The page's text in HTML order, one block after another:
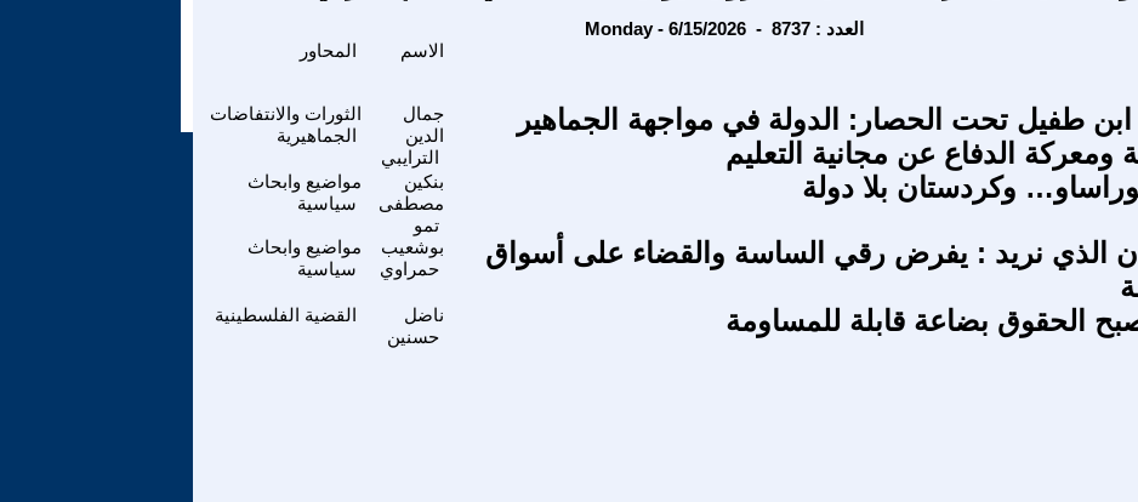
Monday - 6/15/2026 - العدد : 8737
الاسم
الثورات والانتفاضات
الجماهيرية
جمال
الدين
الترايبي
طفيل تحت الحصار: الدولة في مواجهة الجماهير
ومعركة الدفاع عن مجانية التعليم
مواضيع وابحاث
سياسية
بنكين
مصطفى
تمو
وكردستان بلا دولة
مواضيع وابحاث
سياسية
بوشعيب
حمراوي
الذي نريد : يفرض رقي الساسة والقضاء على أسواق
القضية الفلسطينية
ناضل
حسنين
الحقوق بضاعة قابلة للمساومة